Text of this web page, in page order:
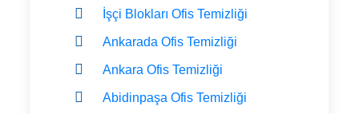
İşçi Blokları Ofis Temizliği
Ankarada Ofis Temizliği
Ankara Ofis Temizliği
Abidinpaşa Ofis Temizliği